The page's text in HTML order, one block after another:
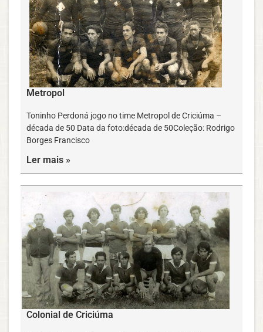
Metropol
Toninho Perdoná jogo no time Metropol de Criciúma –
década de 50 Data da foto:década de 50Coleção: Rodrigo
Borges Francisco
Ler mais »
Colonial de Criciúma